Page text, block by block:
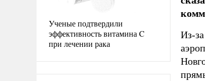
Ученые подтвердили
эффективность витамина C
при лечении рака
Из-